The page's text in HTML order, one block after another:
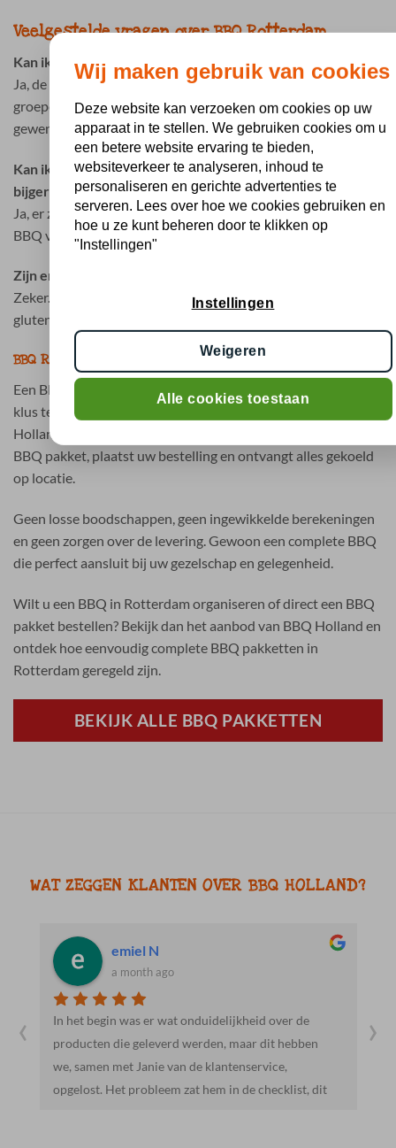
Veelgestelde vragen over BBQ Rotterdam
Kan ik een BBQ pakket bestellen voor een grote groep?
Ja, de BBQ pakketten zijn speciaal samengesteld voor
groepen en kunnen eenvoudig worden afgestemd op het
gewenste aantal personen.
Kan ik BBQ vlees bestellen in Rotterdam inclusief
bijgerechten?
Ja, er zijn complete BBQ pakketten beschikbaar inclusief
BBQ vlees, salades, sauzen en brood.
Zijn er ook halal en vegetarische opties beschikbaar?
Zeker. BBQ Holland biedt diverse halal, vegetarische en
glutenvrije mogelijkheden voor groepen en evenementen.
BBQ Rotterdam bestellen zonder zorgen
Een BBQ organiseren in Rotterdam hoeft geen tijdrovende
klus te zijn. Met de complete BBQ pakketten van BBQ
Holland regelt u alles eenvoudig online. U kiest het gewenste
BBQ pakket, plaatst uw bestelling en ontvangt alles gekoeld
op locatie.
Geen losse boodschappen, geen ingewikkelde berekeningen
en geen zorgen over de levering. Gewoon een complete BBQ
die perfect aansluit bij uw gezelschap en gelegenheid.
Wilt u een BBQ in Rotterdam organiseren of direct een BBQ
pakket bestellen? Bekijk dan het aanbod van BBQ Holland en
ontdek hoe eenvoudig complete BBQ pakketten in
Rotterdam geregeld zijn.
BEKIJK ALLE BBQ PAKKETTEN
WAT ZEGGEN KLANTEN OVER BBQ HOLLAND?
Jacob R.
a month ago
Heel vriendelijk en behulpzaam. Mooie en lekkere
producten. We gaan hier zeker vaker heen.
‹ ›
Wij maken gebruik van cookies
Deze website kan verzoeken om cookies op uw
apparaat in te stellen. We gebruiken cookies om u
een betere website ervaring te bieden,
websiteverkeer te analyseren, inhoud te
personaliseren en gerichte advertenties te
serveren. Lees over hoe we cookies gebruiken en
hoe u ze kunt beheren door te klikken op
"Instellingen"
Instellingen
Weigeren
Alle cookies toestaan